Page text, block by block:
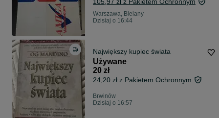
105,97 zł z Pakietem Ochronnym
Warszawa, Bielany
Dzisiaj o 16:44
Największy kupiec świata
Używane
20 zł
24,20 zł z Pakietem Ochronnym
Brwinów
Dzisiaj o 16:57